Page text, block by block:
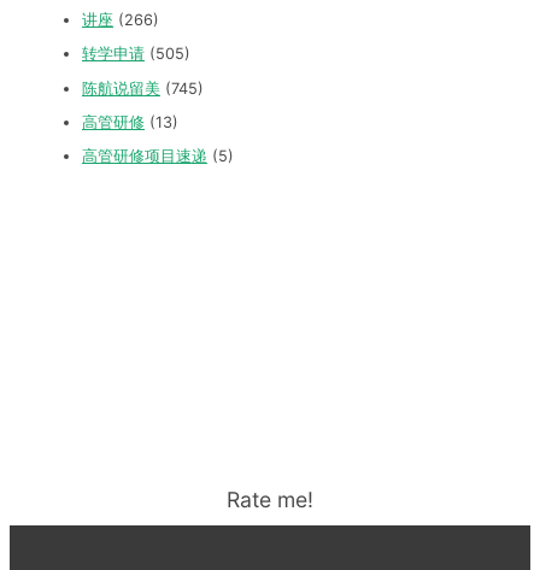
讲座 (266)
转学申请 (505)
陈航说留美 (745)
高管研修 (13)
高管研修项目速递 (5)
Rate me!